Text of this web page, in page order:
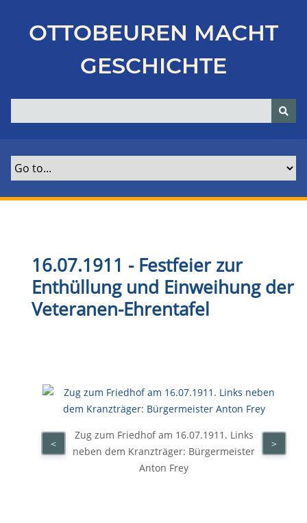
p
OTTOBEUREN MACHT
GESCHICHTE
16.07.1911 - Festfeier zur
Enthüllung und Einweihung der
Veteranen-Ehrentafel
Zug zum Friedhof am 16.07.1911. Links
neben dem Kranzträger: Bürgermeister
Anton Frey
< >